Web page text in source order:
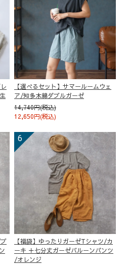
【選べるセット】サマールームウェ
ア/知多木綿ダブルガーゼ
14,740円(税込)
12,650円(税込)
【福袋】ゆったりガーゼTシャツ/カ
ーキ ＋七分丈ガーゼバルーンパンツ
/オレンジ